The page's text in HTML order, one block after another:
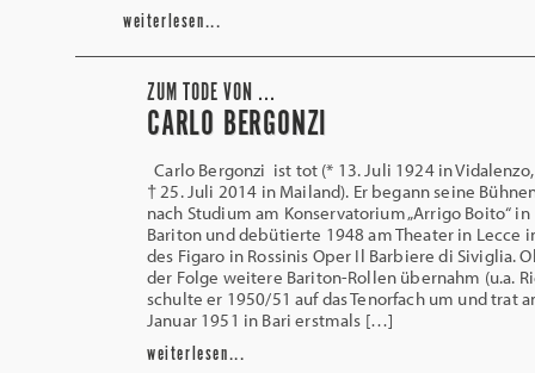
weiterlesen...
ZUM TODE VON ...
CARLO BERGONZI
Carlo Bergonzi ist tot (* 13. Juli 1924 in
† 25. Juli 2014 in Mailand). Er begann seine
nach Studium am Konservatorium „Arrigo Boito“ in
Bariton und debütierte 1948 am Theater in Lecce
des Figaro in Rossinis Oper Il Barbiere di Siviglia.
der Folge weitere Bariton-Rollen übernahm (u.a.
schulte er 1950/51 auf das Tenorfach um und trat
Januar 1951 in Bari erstmals […]
weiterlesen...